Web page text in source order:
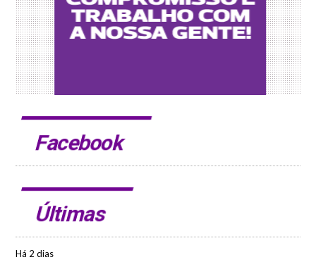
Facebook
Últimas
Há 2 dias